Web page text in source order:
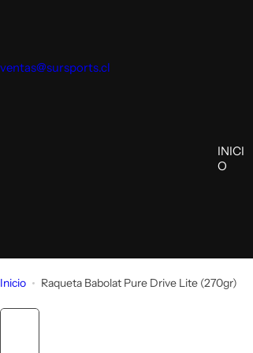
ventas@sursports.cl
INICI
O
Inicio Raqueta Babolat Pure Drive Lite (270gr)
t
i
d